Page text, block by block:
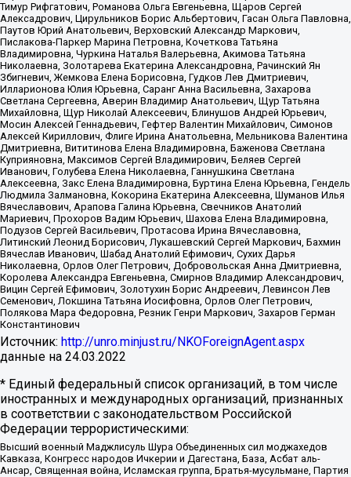
Тимур Рифгатович, Романова Ольга Евгеньевна, Щаров Сергей
Алексадрович, Цирульников Борис Альбертович, Гасан Ольга Павловна,
Паутов Юрий Анатольевич, Верховский Александр Маркович,
Пислакова-Паркер Марина Петровна, Кочеткова Татьяна
Владимировна, Чуркина Наталья Валерьевна, Акимова Татьяна
Николаевна, Золотарева Екатерина Александровна, Рачинский Ян
Збигневич, Жемкова Елена Борисовна, Гудков Лев Дмитриевич,
Илларионова Юлия Юрьевна, Саранг Анна Васильевна, Захарова
Светлана Сергеевна, Аверин Владимир Анатольевич, Щур Татьяна
Михайловна, Щур Николай Алексеевич, Блинушов Андрей Юрьевич,
Мосин Алексей Геннадьевич, Гефтер Валентин Михайлович, Симонов
Алексей Кириллович, Флиге Ирина Анатольевна, Мельникова Валентина
Дмитриевна, Вититинова Елена Владимировна, Баженова Светлана
Куприяновна, Максимов Сергей Владимирович, Беляев Сергей
Иванович, Голубева Елена Николаевна, Ганнушкина Светлана
Алексеевна, Закс Елена Владимировна, Буртина Елена Юрьевна, Гендель
Людмила Залмановна, Кокорина Екатерина Алексеевна, Шуманов Илья
Вячеславович, Арапова Галина Юрьевна, Свечников Анатолий
Мариевич, Прохоров Вадим Юрьевич, Шахова Елена Владимировна,
Подузов Сергей Васильевич, Протасова Ирина Вячеславовна,
Литинский Леонид Борисович, Лукашевский Сергей Маркович, Бахмин
Вячеслав Иванович, Шабад Анатолий Ефимович, Сухих Дарья
Николаевна, Орлов Олег Петрович, Добровольская Анна Дмитриевна,
Королева Александра Евгеньевна, Смирнов Владимир Александрович,
Вицин Сергей Ефимович, Золотухин Борис Андреевич, Левинсон Лев
Семенович, Локшина Татьяна Иосифовна, Орлов Олег Петрович,
Полякова Мара Федоровна, Резник Генри Маркович, Захаров Герман
Константинович
Источник: http://unro.minjust.ru/NKOForeignAgent.aspx
данные на 24.03.2022
* Единый федеральный список организаций, в том числе
иностранных и международных организаций, признанных
в соответствии с законодательством Российской
Федерации террористическими:
Высший военный Маджлисуль Шура Объединенных сил моджахедов
Кавказа, Конгресс народов Ичкерии и Дагестана, База, Асбат аль-
Ансар, Священная война, Исламская группа, Братья-мусульмане, Партия